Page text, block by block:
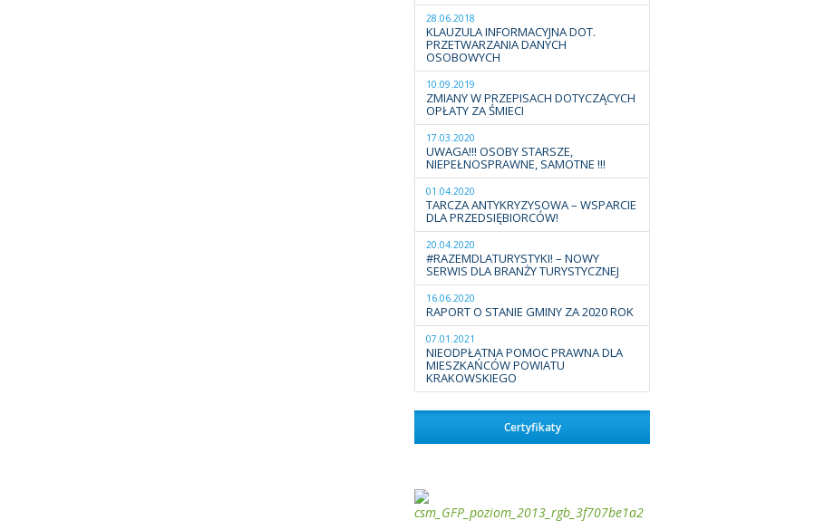
28.06.2018
KLAUZULA INFORMACYJNA DOT.
PRZETWARZANIA DANYCH
OSOBOWYCH
10.09.2019
ZMIANY W PRZEPISACH DOTYCZĄCYCH
OPŁATY ZA ŚMIECI
17.03.2020
UWAGA!!! OSOBY STARSZE,
NIEPEŁNOSPRAWNE, SAMOTNE !!!
01.04.2020
TARCZA ANTYKRYZYSOWA – WSPARCIE
DLA PRZEDSIĘBIORCÓW!
20.04.2020
#RAZEMDLATURYSTYKI! – NOWY
SERWIS DLA BRANŻY TURYSTYCZNEJ
16.06.2020
RAPORT O STANIE GMINY ZA 2020 ROK
07.01.2021
NIEODPŁATNA POMOC PRAWNA DLA
MIESZKAŃCÓW POWIATU
KRAKOWSKIEGO
Certyfikaty